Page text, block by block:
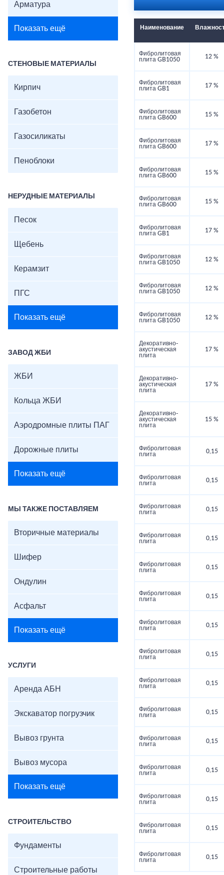
Арматура
Показать ещё
СТЕНОВЫЕ МАТЕРИАЛЫ
Кирпич
Газобетон
Газосиликаты
Пеноблоки
НЕРУДНЫЕ МАТЕРИАЛЫ
Песок
Щебень
Керамзит
ПГС
Показать ещё
ЗАВОД ЖБИ
ЖБИ
Кольца ЖБИ
Аэродромные плиты ПАГ
Дорожные плиты
Показать ещё
МЫ ТАКЖЕ ПОСТАВЛЯЕМ
Вторичные материалы
Шифер
Ондулин
Асфальт
Показать ещё
УСЛУГИ
Аренда АБН
Экскаватор погрузчик
Вывоз грунта
Вывоз мусора
Показать ещё
СТРОИТЕЛЬСТВО
Фундаменты
Строительные работы
Наименование
Фибролитовая
плита GB1050
12 %
Фибролитовая
плита GB1
17 %
Фибролитовая
плита GB600
15 %
Фибролитовая
плита GB600
17 %
Фибролитовая
плита GB600
15 %
Фибролитовая
плита GB600
15 %
Фибролитовая
плита GB1
17 %
Фибролитовая
плита GB1050
12 %
Фибролитовая
плита GB1050
12 %
Фибролитовая
плита GB1050
12 %
Декоративно-
акустическая
плита
17 %
Декоративно-
акустическая
плита
17 %
Декоративно-
акустическая
плита
15 %
Фибролитовая
плита
0,15
Фибролитовая
плита
0,15
Фибролитовая
плита
0,15
Фибролитовая
плита
0,15
Фибролитовая
плита
0,15
Фибролитовая
плита
0,15
Фибролитовая
плита
0,15
Фибролитовая
плита
0,15
Фибролитовая
плита
0,15
Фибролитовая
плита
0,15
Фибролитовая
плита
0,15
Фибролитовая
плита
0,15
Фибролитовая
плита
0,15
Фибролитовая
плита
0,15
Фибролитовая
плита
0,15